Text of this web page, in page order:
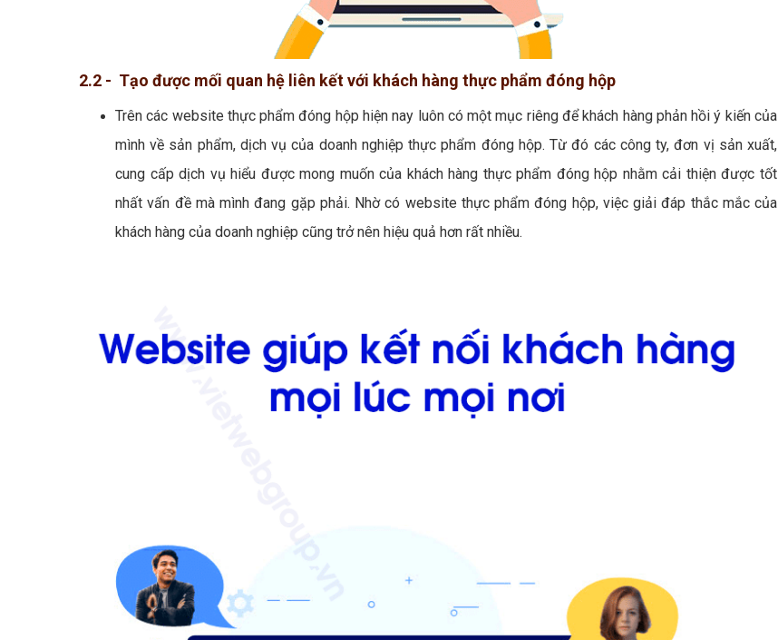
2.2 - Tạo được mối quan hệ liên kết với khách hàng thực phẩm đóng hộp
Trên các website thực phẩm đóng hộp hiện nay luôn có một mục riêng để khách hàng phản hồi ý kiến của
mình về sản phẩm, dịch vụ của doanh nghiệp thực phẩm đóng hộp. Từ đó các công ty, đơn vị sản xuất,
cung cấp dịch vụ hiểu được mong muốn của khách hàng thực phẩm đóng hộp nhằm cải thiện được tốt
nhất vấn đề mà mình đang gặp phải. Nhờ có website thực phẩm đóng hộp, việc giải đáp thắc mắc của
khách hàng của doanh nghiệp cũng trở nên hiệu quả hơn rất nhiều.